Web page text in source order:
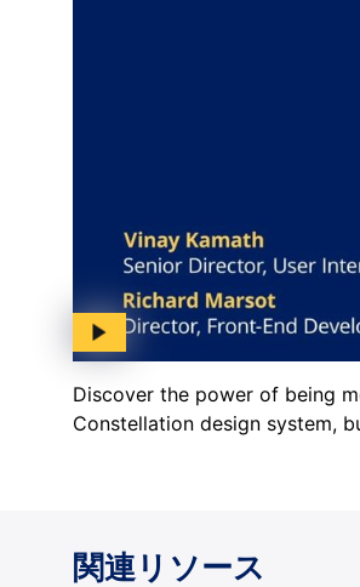
Discover the power of being
Constellation design system,
関連リソース